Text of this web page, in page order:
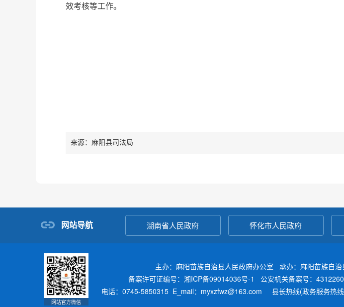
效考核等工作。
来源：麻阳县司法局
网站导航 湖南省人民政府 怀化市人民政府
网站官方微信
主办：麻阳苗族自治县人民政府办公室 承办：麻阳苗族自治
备案许可证编号：湘ICP备09014036号-1
公安机关备案号：
电话：0745-5850315 E_mail：myxzfwz@163.com 县长热线(政务服务热